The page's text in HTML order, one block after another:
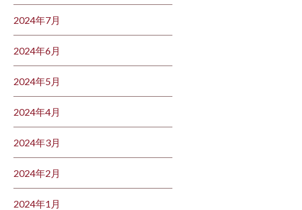
2024年7月
2024年6月
2024年5月
2024年4月
2024年3月
2024年2月
2024年1月